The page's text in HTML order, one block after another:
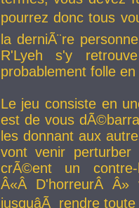
pourrez donc tous
la derniÃ¨re
R'Lyeh s'y
probablement folle
Le jeu consiste en
est de vous
les donnant aux
vont venir perturber
crÃ©ent un
Â«Â D'horreurÂ
jusquâÃ rendre